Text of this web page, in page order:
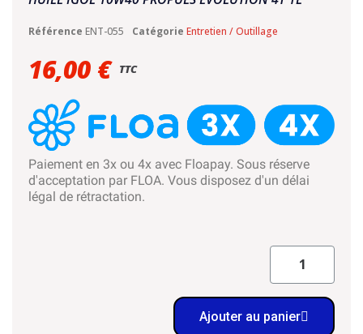
Référence ENT-055 Catégorie Entretien / Outillage
16,00 € TTC
Paiement en 3x ou 4x avec Floapay. Sous réserve
d'acceptation par FLOA. Vous disposez d'un délai
légal de rétractation.
Ajouter au panier